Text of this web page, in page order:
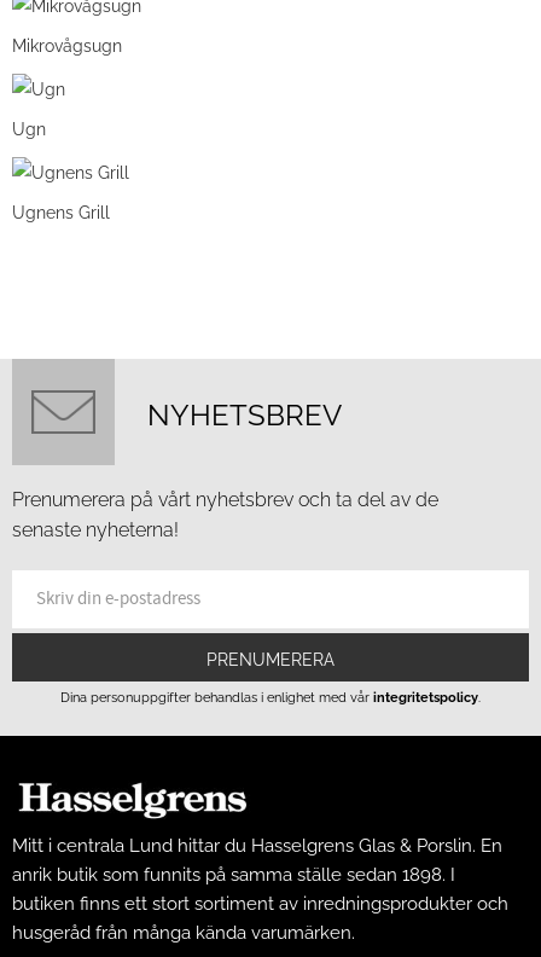
Mikrovågsugn
Ugn
Ugnens Grill
NYHETSBREV
Prenumerera på vårt nyhetsbrev och ta del av de
senaste nyheterna!
PRENUMERERA
Dina personuppgifter behandlas i enlighet med vår integritetspolicy.
Mitt i centrala Lund hittar du Hasselgrens Glas & Porslin. En
anrik butik som funnits på samma ställe sedan 1898. I
butiken finns ett stort sortiment av inredningsprodukter och
husgeråd från många kända varumärken.